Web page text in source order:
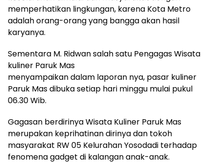
memperhatikan lingkungan, karena Kota Metro
adalah orang-orang yang bangga akan hasil
karyanya.
Sementara M. Ridwan salah satu Pengagas Wisata
kuliner Paruk Mas
menyampaikan dalam laporan nya, pasar kuliner
Paruk Mas dibuka setiap hari minggu mulai pukul
06.30 Wib.
Gagasan berdirinya Wisata Kuliner Paruk Mas
merupakan keprihatinan dirinya dan tokoh
masyarakat RW 05 Kelurahan Yosodadi terhadap
fenomena gadget di kalangan anak-anak.